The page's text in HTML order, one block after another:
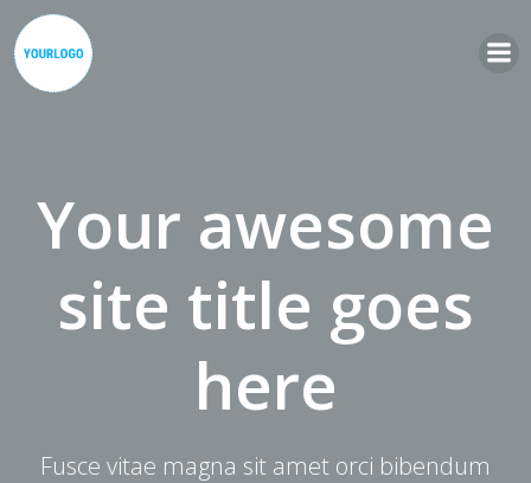
Your awesome
site title goes
here
Fusce vitae magna sit amet orci bibendum